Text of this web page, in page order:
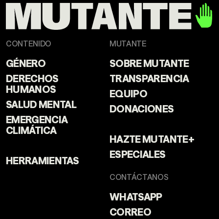
CONTENIDO
GÉNERO
DERECHOS
HUMANOS
SALUD MENTAL
EMERGENCIA
CLIMÁTICA
HERRAMIENTAS
MUTANTE
SOBRE MUTANTE
TRANSPARENCIA
EQUIPO
DONACIONES
HAZTE MUTANTE+
ESPECIALES
CONTÁCTANOS
WHATSAPP
CORREO